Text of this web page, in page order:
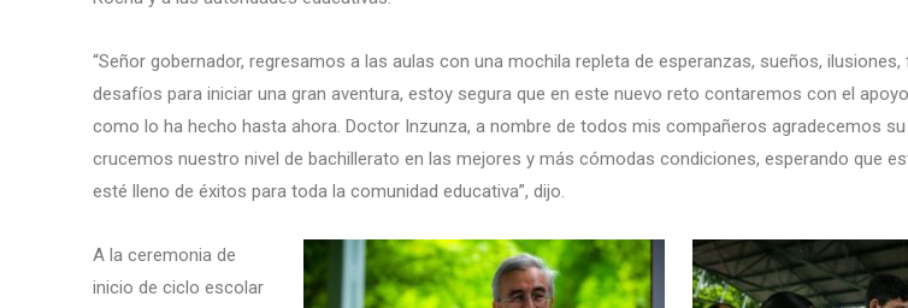
“Señor gobernador, regresamos a las aulas con una mochila repleta de esperanzas, sueños, ilusiones,
desafíos para iniciar una gran aventura, estoy segura que en este nuevo reto contaremos con el
como lo ha hecho hasta ahora. Doctor Inzunza, a nombre de todos mis compañeros agradecemos
crucemos nuestro nivel de bachillerato en las mejores y más cómodas condiciones, esperando que
esté lleno de éxitos para toda la comunidad educativa”, dijo.
A la ceremonia de
inicio de ciclo escolar